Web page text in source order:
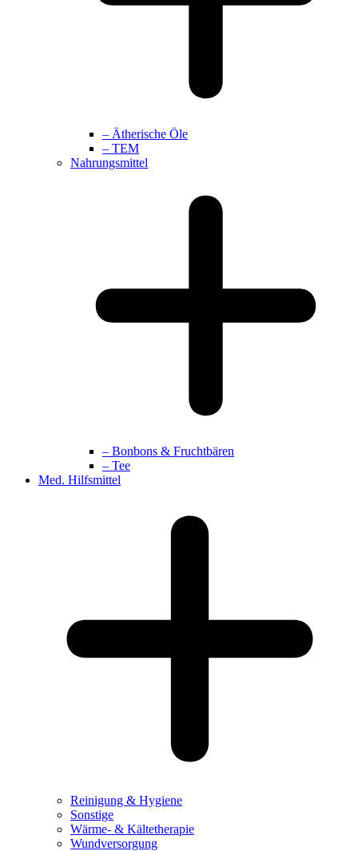
– Ätherische Öle
– TEM
Nahrungsmittel
– Bonbons & Fruchtbären
– Tee
Med. Hilfsmittel
Reinigung & Hygiene
Sonstige
Wärme- & Kältetherapie
Wundversorgung